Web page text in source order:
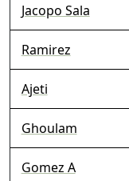
Jacopo Sala
Ramirez
Ajeti
Ghoulam
Gomez A